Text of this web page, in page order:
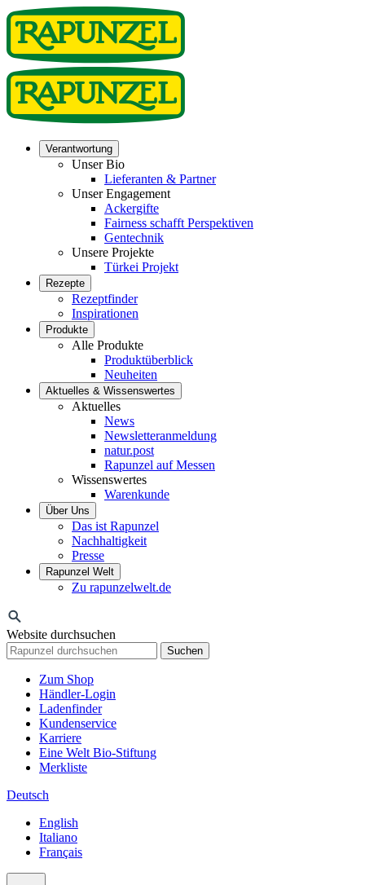
Verantwortung
Unser Bio
Lieferanten & Partner
Unser Engagement
Ackergifte
Fairness schafft Perspektiven
Gentechnik
Unsere Projekte
Türkei Projekt
Rezepte
Rezeptfinder
Inspirationen
Produkte
Alle Produkte
Produktüberblick
Neuheiten
Aktuelles & Wissenswertes
Aktuelles
News
Newsletteranmeldung
natur.post
Rapunzel auf Messen
Wissenswertes
Warenkunde
Über Uns
Das ist Rapunzel
Nachhaltigkeit
Presse
Rapunzel Welt
Zu rapunzelwelt.de
Website durchsuchen
Suchen
Zum Shop
Händler-Login
Ladenfinder
Kundenservice
Karriere
Eine Welt Bio-Stiftung
Merkliste
Deutsch
English
Italiano
Français